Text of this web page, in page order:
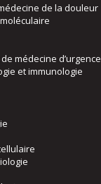
de la douleur
médecine d’urgence
et immunologie